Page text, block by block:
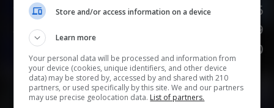
Защита
66
Скорость
99
НАСМЕШКА
100
Store and/or access information on a device
Learn more
Your personal data will be processed and information from
your device (cookies, unique identifiers, and other device
data) may be stored by, accessed by and shared with 210
partners, or used specifically by this site. We and our partners
may use precise geolocation data. List of partners.